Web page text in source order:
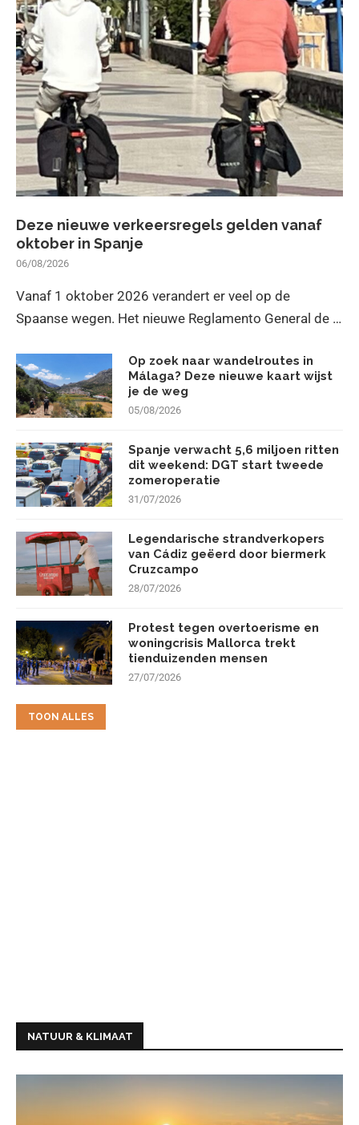
Deze nieuwe verkeersregels gelden vanaf
oktober in Spanje
06/08/2026
Vanaf 1 oktober 2026 verandert er veel op de
Spaanse wegen. Het nieuwe Reglamento General de …
Op zoek naar wandelroutes in
Málaga? Deze nieuwe kaart wijst
je de weg
05/08/2026
Spanje verwacht 5,6 miljoen ritten
dit weekend: DGT start tweede
zomeroperatie
31/07/2026
Legendarische strandverkopers
van Cádiz geëerd door biermerk
Cruzcampo
28/07/2026
Protest tegen overtoerisme en
woningcrisis Mallorca trekt
tienduizenden mensen
27/07/2026
TOON ALLES
NATUUR & KLIMAAT